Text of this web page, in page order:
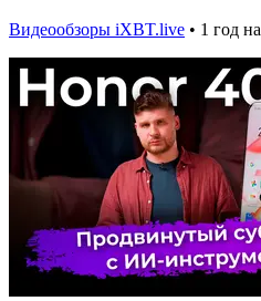
Видеообзоры iXBT.live • 1 год